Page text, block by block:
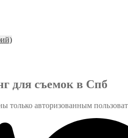
для съемок в Спб
только авторизованным